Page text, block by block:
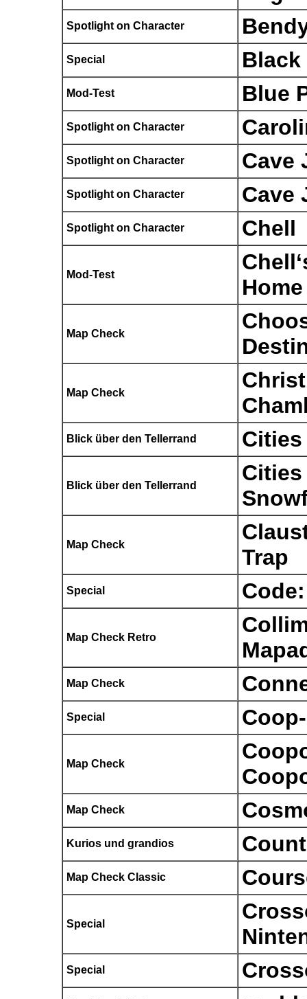
Spotlight on Character
Special Black
Mod-Test Blue
Spotlight on Character
Spotlight on Character Cave
Spotlight on Character Cave
Spotlight on Character Chell
Mod-Test
Home
Map Check
Map Check
Blick über den Tellerrand
Blick über den Tellerrand
Map Check
Trap
Special
Map Check Retro
Map Check
Special
Map Check
Map Check
Kurios und grandios
Map Check Classic
Special
Special